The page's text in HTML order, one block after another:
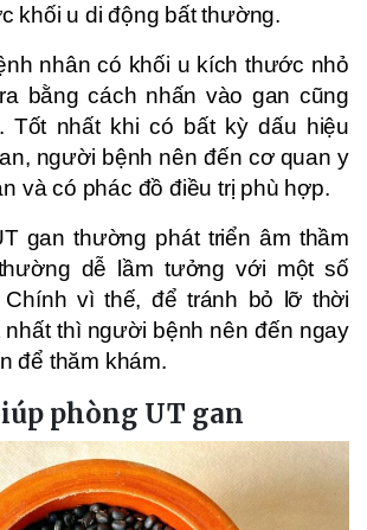
khối u di động bất thường.
nhân có khối u kích thước nhỏ
bằng cách nhấn vào gan cũng
Tốt nhất khi có bất kỳ dấu hiệu
người bệnh nên đến cơ quan y
và có phác đồ điều trị phù hợp.
gan thường phát triển âm thầm
dễ lầm tưởng với một số
vì thế, để tránh bỏ lỡ thời
nhất thì người bệnh nên đến ngay
để thăm khám.
phòng UT gan